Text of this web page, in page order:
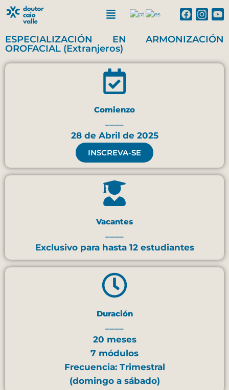
ESPECIALIZACIÓN EN ARMONIZACIÓN
OROFACIAL (Extranjeros)
Comienzo
28 de Abril de 2025
INSCREVA-SE
Vacantes
Exclusivo para hasta 12 estudiantes
Duración
20 meses
7 módulos
Frecuencia: Trimestral
(domingo a sábado)